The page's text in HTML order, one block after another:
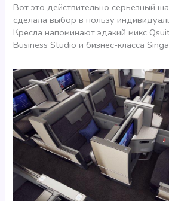
Вот это действительно серьезный
сделала выбор в пользу
Кресла напоминают эдакий микс
Business Studio и бизнес-класса